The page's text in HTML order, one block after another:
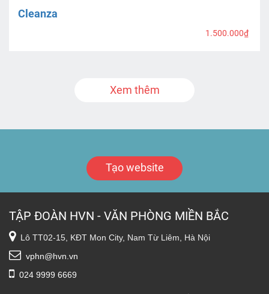
Cleanza
1.500.000₫
Xem thêm
Tạo website
TẬP ĐOÀN HVN - VĂN PHÒNG MIỀN BẮC
Lô TT02-15, KĐT Mon City, Nam Từ Liêm, Hà Nội
vphn@hvn.vn
024 9999 6669